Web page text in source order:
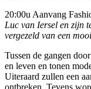
20:00u Aanvang
Luc van Iersel en zijn
vergezeld van een
Tussen de gangen
en leven en tonen
Uiteraard zullen een
ontbreken. Tevens